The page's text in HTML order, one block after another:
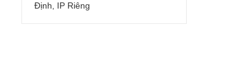
Định, IP Riêng